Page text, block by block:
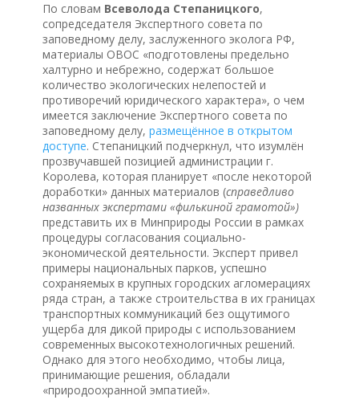
По словам Всеволода Степаницкого,
сопредседателя Экспертного совета по
заповедному делу, заслуженного эколога РФ,
материалы ОВОС «подготовлены предельно
халтурно и небрежно, содержат большое
количество экологических нелепостей и
противоречий юридического характера», о чем
имеется заключение Экспертного совета по
заповедному делу, размещённое в открытом
доступе. Степаницкий подчеркнул, что изумлён
прозвучавшей позицией администрации г.
Королева, которая планирует «после некоторой
доработки» данных материалов (справедливо
названных экспертами «филькиной грамотой»)
представить их в Минприроды России в рамках
процедуры согласования социально-
экономической деятельности. Эксперт привел
примеры национальных парков, успешно
сохраняемых в крупных городских агломерациях
ряда стран, а также строительства в их границах
транспортных коммуникаций без ощутимого
ущерба для дикой природы с использованием
современных высокотехнологичных решений.
Однако для этого необходимо, чтобы лица,
принимающие решения, обладали
«природоохранной эмпатией».